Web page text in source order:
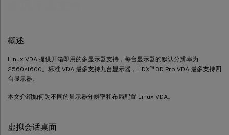
概述
Linux VDA 提供开箱即用的多显示器支持，每台显示器的默认分辨率为
2560×1600。标准 VDA 最多支持九台显示器，HDX ™3D Pro VDA 最多支持四
台显示器。
本文介绍如何为不同的显示器分辨率和布局配置 Linux VDA。
虚拟会话桌面